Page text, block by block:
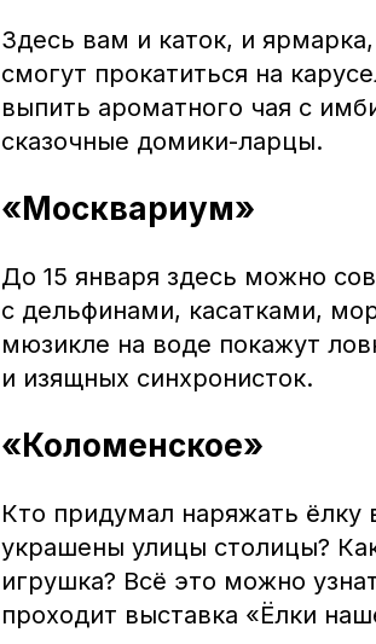
Здесь вам и каток, и
смогут прокатиться на
выпить ароматного чая с
сказочные домики-ларцы.
«Москвариум»
До 15 января здесь можно
с дельфинами, касатками,
мюзикле на воде покажут
и изящных синхронисток.
«Коломенское»
Кто придумал наряжать
украшены улицы столицы?
игрушка? Всё это можно
проходит выставка «Ёлки